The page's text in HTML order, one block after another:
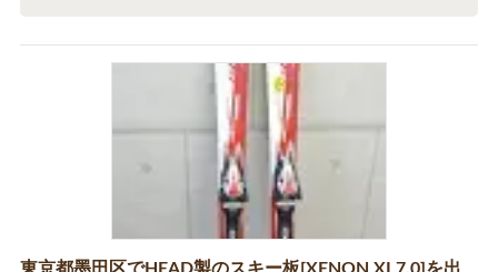
東京都墨田区でHEAD製のスキー板[XENON XI 7.0]を出